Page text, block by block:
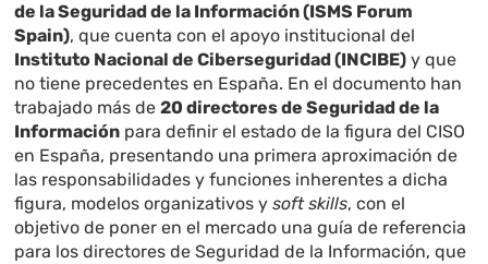
de la Seguridad de la Información (ISMS Forum
Spain), que cuenta con el apoyo institucional del
Instituto Nacional de Ciberseguridad (INCIBE) y que
no tiene precedentes en España. En el documento han
trabajado más de20 directores de Seguridad de la
Información para definir el estado de la figura del CISO
en España, presentando una primera aproximación de
las responsabilidades y funciones inherentes a dicha
figura, modelos organizativos ysoft skills, con el
objetivo de poner en el mercado una guía de referencia
para los directores de Seguridad de la Información, que